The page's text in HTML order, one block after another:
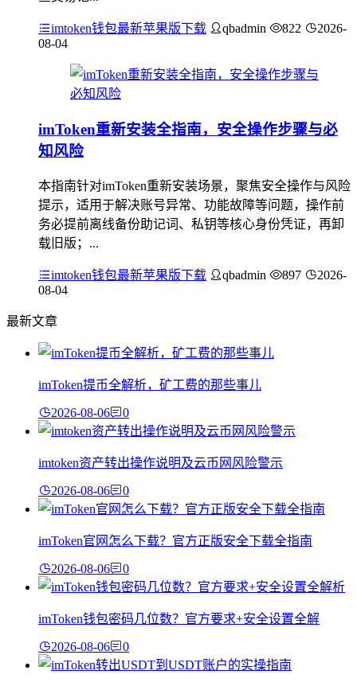
imtoken钱包最新苹果版下载 qbadmin 822
2026-
08-04
imToken重新安装全指南，安全操作步骤与必
知风险
本指南针对imToken重新安装场景，聚焦安全操作与风险
提示，适用于解决账号异常、功能故障等问题，操作前
务必提前离线备份助记词、私钥等核心身份凭证，再卸
载旧版；...
imtoken钱包最新苹果版下载 qbadmin 897
2026-
08-04
最新文章
imToken提币全解析，矿工费的那些事儿
2026-08-06 0
imtoken资产转出操作说明及云币网风险警示
2026-08-06 0
imToken官网怎么下载？官方正版安全下载全指南
2026-08-06 0
imToken钱包密码几位数？官方要求+安全设置全解
2026-08-06 0